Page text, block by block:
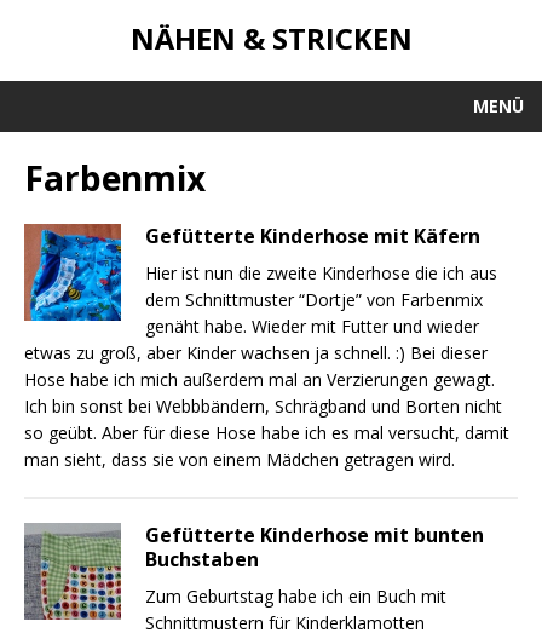
NÄHEN & STRICKEN
MENÜ
Farbenmix
Gefütterte Kinderhose mit Käfern
Hier ist nun die zweite Kinderhose die ich aus
dem Schnittmuster “Dortje” von Farbenmix
genäht habe. Wieder mit Futter und wieder
etwas zu groß, aber Kinder wachsen ja schnell. :) Bei dieser
Hose habe ich mich außerdem mal an Verzierungen gewagt.
Ich bin sonst bei Webbbändern, Schrägband und Borten nicht
so geübt. Aber für diese Hose habe ich es mal versucht, damit
man sieht, dass sie von einem Mädchen getragen wird.
Gefütterte Kinderhose mit bunten
Buchstaben
Zum Geburtstag habe ich ein Buch mit
Schnittmustern für Kinderklamotten